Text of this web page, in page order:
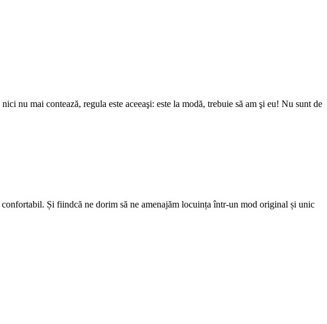
nu mai contează, regula este aceeaşi: este la modă, trebuie să am şi eu! Nu sunt de
Și fiindcă ne dorim să ne amenajăm locuința într-un mod original și unic